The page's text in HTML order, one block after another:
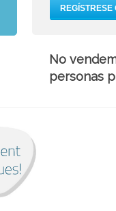
No
personas